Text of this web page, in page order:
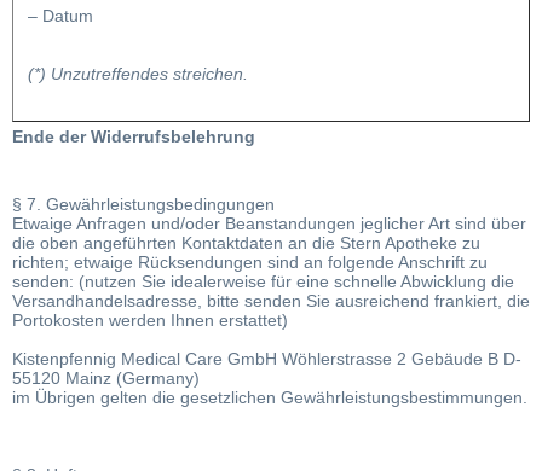
– Datum
(*) Unzutreffendes streichen.
Ende der Widerrufsbelehrung
§ 7. Gewährleistungsbedingungen
Etwaige Anfragen und/oder Beanstandungen jeglicher Art sind über
die oben angeführten Kontaktdaten an die Stern Apotheke zu
richten; etwaige Rücksendungen sind an folgende Anschrift zu
senden: (nutzen Sie idealerweise für eine schnelle Abwicklung die
Versandhandelsadresse, bitte senden Sie ausreichend frankiert, die
Portokosten werden Ihnen erstattet)
Kistenpfennig Medical Care GmbH Wöhlerstrasse 2 Gebäude B D-
55120 Mainz (Germany)
im Übrigen gelten die gesetzlichen Gewährleistungsbestimmungen.